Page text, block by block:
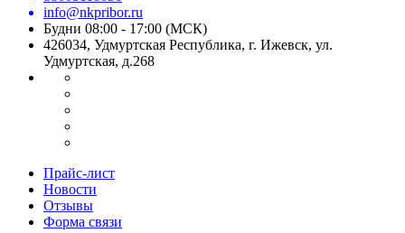
info@nkpribor.ru
Будни 08:00 - 17:00 (МСК)
426034, Удмуртская Республика, г. Ижевск, ул.
Удмуртская, д.268
Прайс-лист
Новости
Отзывы
Форма связи